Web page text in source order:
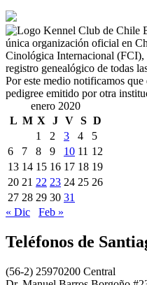
única organización oficial en
Cinológica Internacional (FCI),
registro genealógico de todas
Por este medio notificamos
pedigree emitido por otra
enero 2020
L M X J V S D
1
2 3 4
5
6
7 8 9 10 11 12
13 14 15 16 17 18 19
20 21 22 23 24 25 26
27 28 29 30 31
« Dic
Feb »
Teléfonos de
(56-2) 25970200 Central